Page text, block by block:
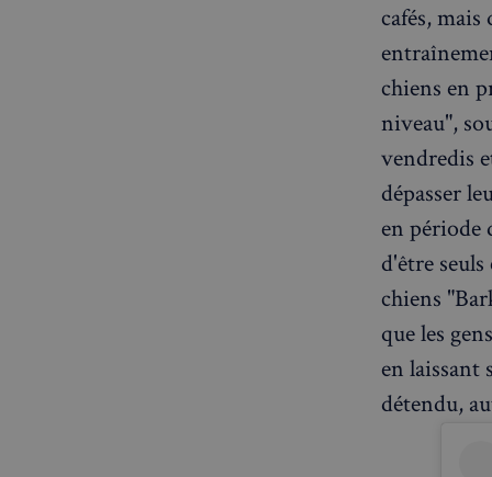
cafés,
chiens en
niveau",
vendredis
dépasser
en période
d'être
chiens
que les
en laissant
détendu,
_ga
_ga_94D1NH5B76
_pxde
YSC
__Secure-YNID
test_cookie
OAGEO
IDE
destination_url
__stripe_mid
__stripe_sid